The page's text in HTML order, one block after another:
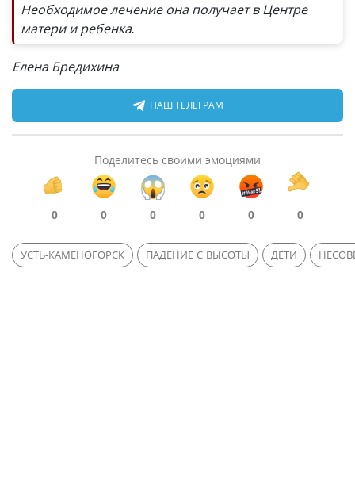
Необходимое лечение она получает в Центре
матери и ребенка.
Елена Бредихина
НАШ ТЕЛЕГРАМ
Поделитесь своими эмоциями
0 0 0 0 0 0
УСТЬ-КАМЕНОГОРСК ПАДЕНИЕ С ВЫСОТЫ ДЕТИ